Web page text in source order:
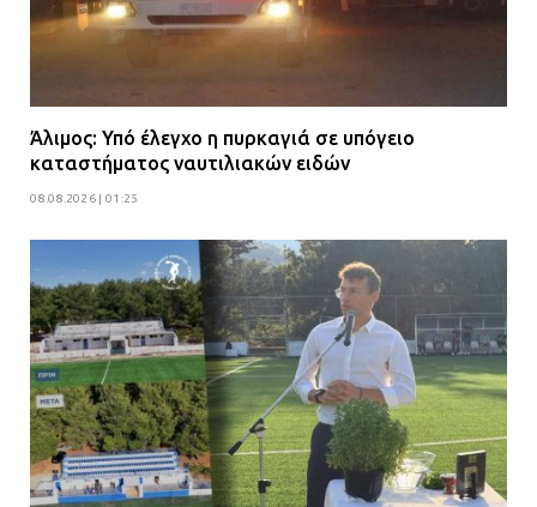
Άλιμος: Υπό έλεγχο η πυρκαγιά σε υπόγειο
καταστήματος ναυτιλιακών ειδών
08.08.2026 | 01:25